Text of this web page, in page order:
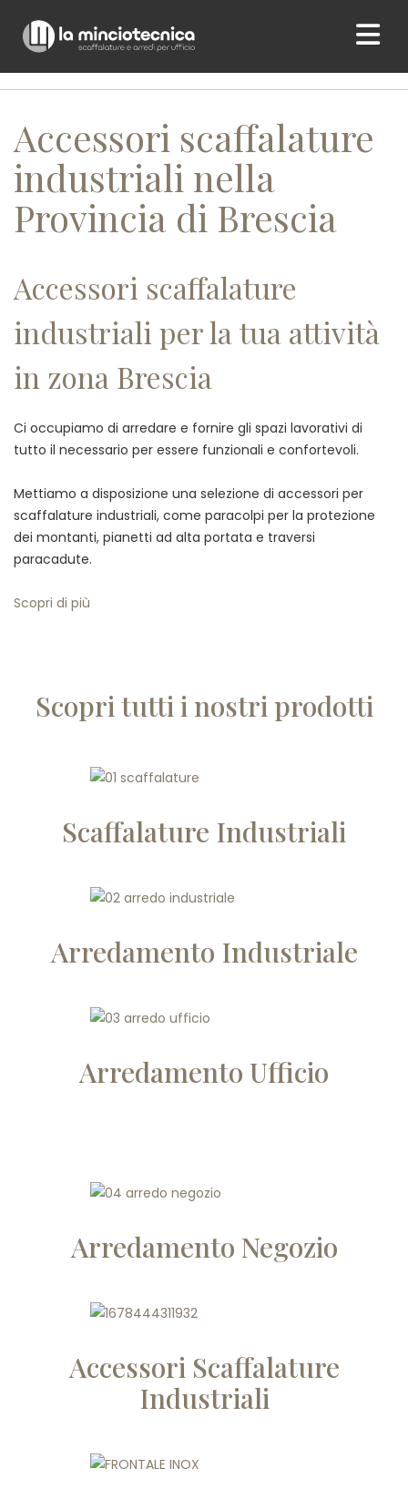
Home/ Accessori scaffalature industriali nella Provincia di
Accessori scaffalature
industriali nella
Provincia di Brescia
Accessori scaffalature
industriali per la tua attività
in zona Brescia
Ci occupiamo di arredare e fornire gli spazi lavorativi di
tutto il necessario per essere funzionali e confortevoli.
Mettiamo a disposizione una selezione di accessori per
scaffalature industriali, come paracolpi per la protezione
dei montanti, pianetti ad alta portata e traversi
paracadute.
Scopri di più
Scopri tutti i nostri prodotti
Scaffalature Industriali
Arredamento Industriale
Arredamento Ufficio
Arredamento Negozio
Accessori Scaffalature
Industriali